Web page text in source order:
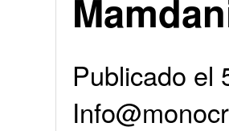
Publicado el